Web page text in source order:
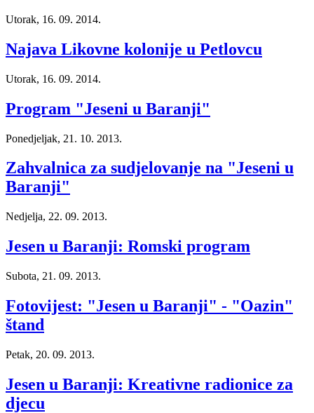
Utorak, 16. 09. 2014.
Najava Likovne kolonije u Petlovcu
Utorak, 16. 09. 2014.
Program "Jeseni u Baranji"
Ponedjeljak, 21. 10. 2013.
Zahvalnica za sudjelovanje na "Jeseni u
Baranji"
Nedjelja, 22. 09. 2013.
Jesen u Baranji: Romski program
Subota, 21. 09. 2013.
Fotovijest: "Jesen u Baranji" - "Oazin"
štand
Petak, 20. 09. 2013.
Jesen u Baranji: Kreativne radionice za
djecu